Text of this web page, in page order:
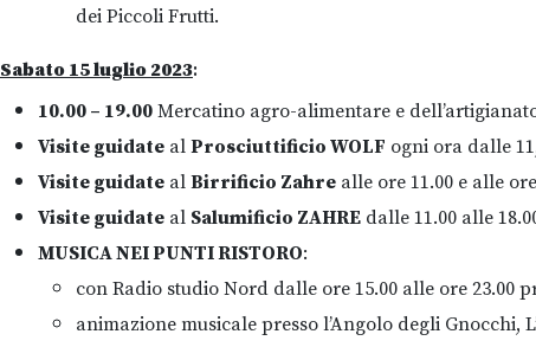
dei Piccoli Frutti.
Sabato 15 luglio 2023:
10.00 – 19.00 Mercatino agro-alimentare e
Visite guidate al Prosciuttificio WOLF ogni ora dalle
Visite guidate al Birrificio Zahre alle ore 11.00 e alle
Visite guidate al Salumificio ZAHRE dalle 11.00 alle
MUSICA NEI PUNTI RISTORO:
con Radio studio Nord dalle ore 15.00 alle ore 23.00
animazione musicale presso l’Angolo degli Gnocchi,